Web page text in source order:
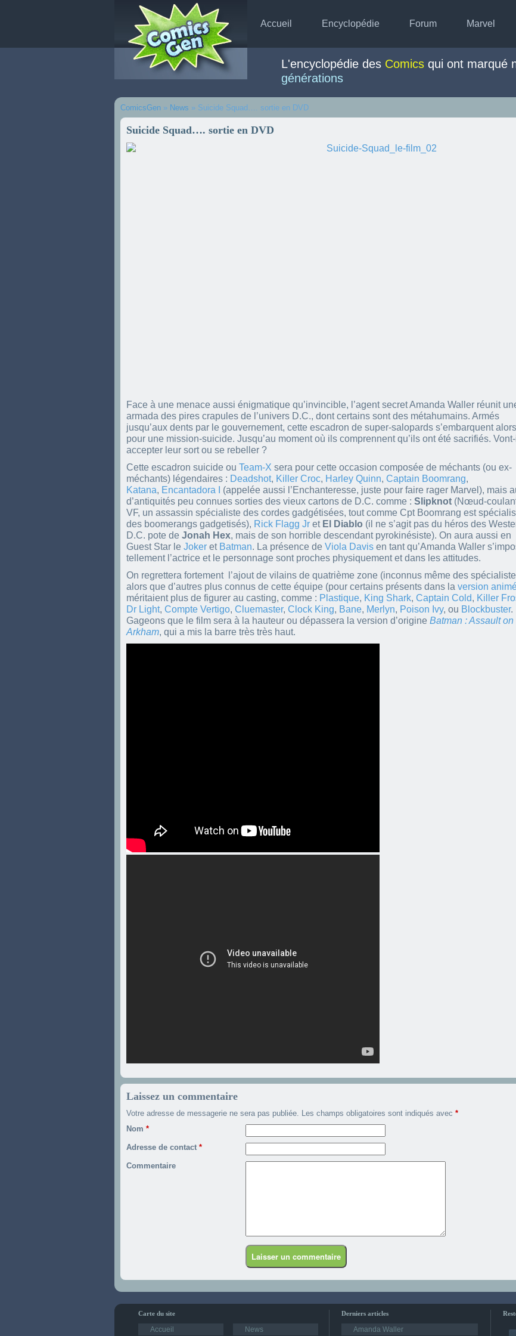
Accueil Encyclopédie Forum Marvel
L'encyclopédie des Comics qui ont marqué
générations
ComicsGen » News » Suicide Squad…. sortie en DVD
Suicide Squad…. sortie en DVD
Face à une menace aussi énigmatique qu’invincible, l’agent secret Amanda Waller réunit
armada des pires crapules de l’univers D.C., dont certains sont des métahumains. Armés
jusqu’aux dents par le gouvernement, cette escadron de super-salopards s’embarquent alors
pour une mission-suicide. Jusqu’au moment où ils comprennent qu’ils ont été sacrifiés.
accepter leur sort ou se rebeller ?
Cette escadron suicide ou Team-X sera pour cette occasion composée de méchants (ou ex-
méchants) légendaires : Deadshot, Killer Croc, Harley Quinn, Captain Boomrang,
Katana, Encantadora I
(appelée aussi l’Enchanteresse, juste pour faire rager Marvel), mais
d’antiquités peu connues sorties des vieux cartons de D.C. comme : Slipknot (Nœud-
VF, un assassin spécialiste des cordes gadgétisées, tout comme Cpt Boomrang est
des boomerangs gadgetisés), Rick Flagg Jr et El Diablo (il ne s’agit pas du héros des
D.C. pote de Jonah Hex, mais de son horrible descendant pyrokinésiste). On aura aussi en
Guest Star le Joker et Batman. La présence de Viola Davis en tant qu’Amanda Waller
tellement l’actrice et le personnage sont proches physiquement et dans les attitudes.
On regrettera fortement l’ajout de vilains de quatrième zone (inconnus même des
alors que d’autres plus connus de cette équipe (pour certains présents dans la version
méritaient plus de figurer au casting, comme : Plastique, King Shark, Captain Cold, Killer
Dr Light, Compte Vertigo, Cluemaster, Clock King, Bane, Merlyn, Poison Ivy, ou Blockbuster.
Gageons que le film sera à la hauteur ou dépassera la version d’origine Batman : Assault on
Arkham, qui a mis la barre très très haut.
Laissez un commentaire
Votre adresse de messagerie ne sera pas publiée. Les champs obligatoires sont indiqués avec *
Nom *
Adresse de contact *
Commentaire
Carte du site
Accueil News
Derniers articles
Amanda Waller